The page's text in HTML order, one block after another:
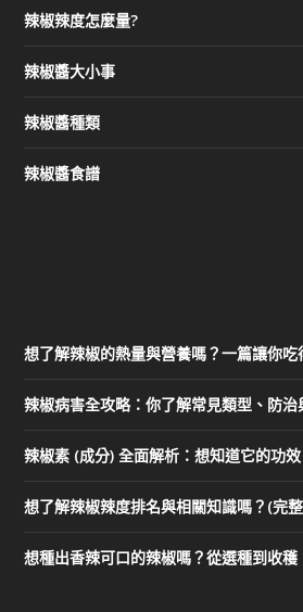
辣椒辣度怎麼量?
辣椒醬大小事
辣椒醬種類
辣椒醬食譜
想了解辣椒的熱量與營養嗎？一篇讓你
辣椒病害全攻略：你了解常見類型、防治
辣椒素 (成分) 全面解析：想知道它的功
想了解辣椒辣度排名與相關知識嗎？(完
想種出香辣可口的辣椒嗎？從選種到收穫